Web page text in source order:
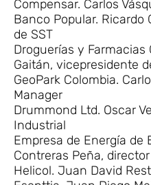
Compensar. Carlos
Banco Popular. Ricardo
de SST
Droguerías y Farmacias
Gaitán, vicepresidente
GeoPark Colombia.
Manager
Drummond Ltd. Oscar
Industrial
Empresa de Energía de
Contreras Peña,
Helicol. Juan David